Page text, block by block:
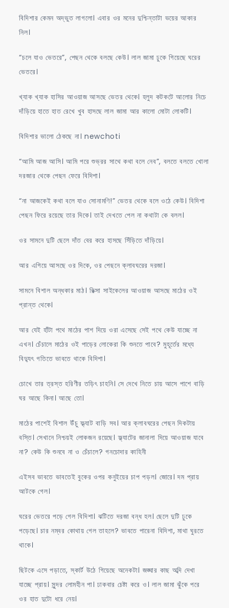
বিদিশার কেমন অদ্ভুত লাগলো। এবার ওর মনের দুশ্চিন্তাটা ভয়ের আকার
নিল।
“চলে যাও ভেতরে”, পেছন থেকে বলছে কেউ। লাল জামা ঢুকে গিয়েছে ঘরের
ভেতরে।
খ্যাক খ্যাক হাসির আওয়াজ আসছে ভেতর থেকে। হলুদ কটকটে আলোর নিচে
দাঁড়িয়ে হাতে হাত রেখে খুব হাসছে লাল জামা আর কালো মোটা লোকটি।
বিদিশার ভালো ঠেকছে না। newchoti
“আমি আজ আসি। আমি পরে শুভ্রর সাথে কথা বলে নেব”, বলতে বলতে খোলা
দরজার থেকে পেছন ফেরে বিদিশা।
“না আজকেই কথা বলে যাও সোনামণি!” ভেতর থেকে বলে ওঠে কেউ। বিদিশা
পেছন ফিরে রয়েছে তার দিকে। তাই দেখতে পেল না কথাটা কে বলল।
ওর সামনে দুটি ছেলে দাঁত বের করে হাসছে সিঁড়িতে দাঁড়িয়ে।
আর এগিয়ে আসছে ওর দিকে, ওর পেছনে ক্লাবঘরের দরজা।
সামনে বিশাল অন্ধকার মাঠ। রিক্সা সাইকেলের আওয়াজ আসছে মাঠের ওই
প্রান্ত থেকে।
আর যেই হাঁটা পথে মাঠের পাশ দিয়ে ওরা এসেছে সেই পথে কেউ যাচ্ছে না
এখন। চেঁচালে মাঠের ওই পাড়ের লোকেরা কি শুনতে পাবে? মুহূর্তের মধ্যে
বিদ্যুৎ গতিতে ভাবতে থাকে বিদিশা।
চোখে তার ত্রস্ত হরিণীর তড়িৎ চাহনি। সে দেখে নিতে চায় আসে পাশে বাড়ি
ঘর আছে কিনা। আছে তো।
মাঠের পাশেই বিশাল উঁচু ফ্ল্যাট বাড়ি সব। আর ক্লাবঘরের পেছন দিকটায়
বস্তি। সেখানে নিশ্চয়ই লোকজন রয়েছে। ফ্ল্যাটের জানালা দিয়ে আওয়াজ যাবে
না? কেউ কি শুনবে না ও চেঁচালে? গনচোদার কাহিনী
এইসব ভাবতে ভাবতেই বুকের ওপর কনুইয়ের চাপ পড়ল। জোরে। দম প্রায়
আটকে গেল।
ঘরের ভেতরে পড়ে গেল বিদিশা। ঝটিতে দরজা বন্ধ হল। ছেলে দুটি ঢুকে
পড়েছে। চার নম্বর কোথায় গেল তাহলে? ভাবতে পারেনা বিদিশা, মাথা ঘুরতে
থাকে।
ছিটকে এসে পড়াতে, স্কার্ট উঠে গিয়েছে অনেকটা। জঙ্ঘার কাছ অব্দি দেখা
যাচ্ছে প্রায়। সুন্দর লোমহীন পা। ঢাকবার চেষ্টা করে ও। লাল জামা ঝুঁকে পরে
ওর হাত দুটো ধরে নেয়।